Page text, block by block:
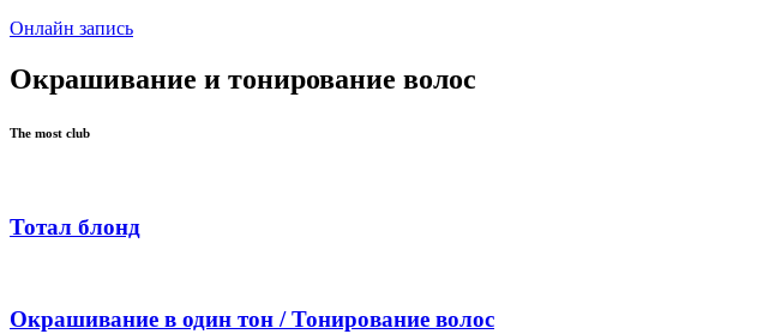
Онлайн запись
Окрашивание и тонирование волос
The most club
Тотал блонд
Окрашивание в один тон / Тонирование волос